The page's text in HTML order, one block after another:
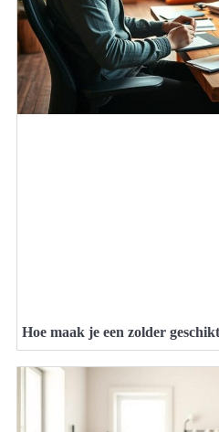
Hoe maak je een zolder